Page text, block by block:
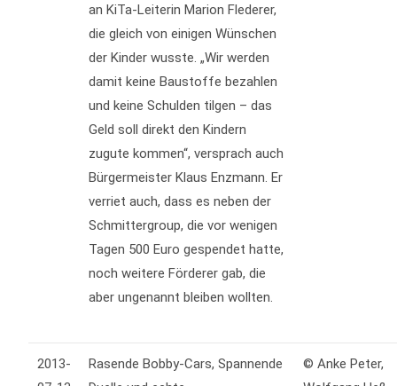
an KiTa-Leiterin Marion Flederer,
die gleich von einigen Wünschen
der Kinder wusste. „Wir werden
damit keine Baustoffe bezahlen
und keine Schulden tilgen – das
Geld soll direkt den Kindern
zugute kommen“, versprach auch
Bürgermeister Klaus Enzmann. Er
verriet auch, dass es neben der
Schmittergroup, die vor wenigen
Tagen 500 Euro gespendet hatte,
noch weitere Förderer gab, die
aber ungenannt bleiben wollten.
2013-
Rasende Bobby-Cars, Spannende
© Anke Peter,